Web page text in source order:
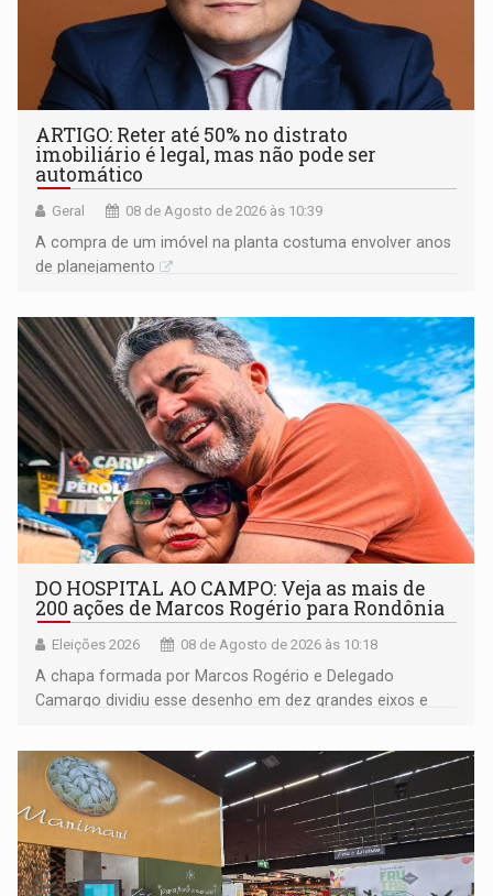
ARTIGO: Reter até 50% no distrato
imobiliário é legal, mas não pode ser
automático
Geral 08 de Agosto de 2026 às 10:39
A compra de um imóvel na planta costuma envolver anos
de planejamento
DO HOSPITAL AO CAMPO: Veja as mais de
200 ações de Marcos Rogério para Rondônia
Eleições 2026 08 de Agosto de 2026 às 10:18
A chapa formada por Marcos Rogério e Delegado
Camargo dividiu esse desenho em dez grandes eixos e